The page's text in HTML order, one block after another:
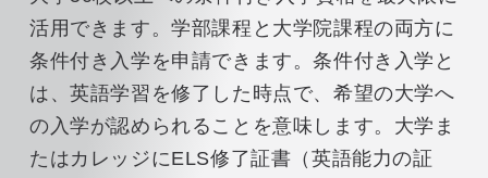
活用できます。学部課程と大学院課程の両方に
条件付き入学を申請できます。条件付き入学と
は、英語学習を修了した時点で、希望の大学へ
の入学が認められることを意味します。大学ま
たはカレッジにELS修了証書（英語能力の証